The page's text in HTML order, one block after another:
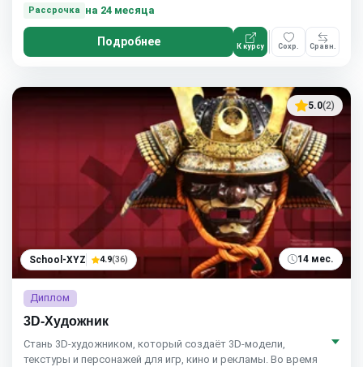
Рассрочка на 24 месяца
Подробнее К курсу Сохр. Сравн.
5.0(2)
School-XYZ 4.9(36) 14 мес.
Диплом
3D-Художник
Стань 3D-художником, который создаёт 3D-модели,
текстуры и персонажей для игр, кино и рекламы. Во время